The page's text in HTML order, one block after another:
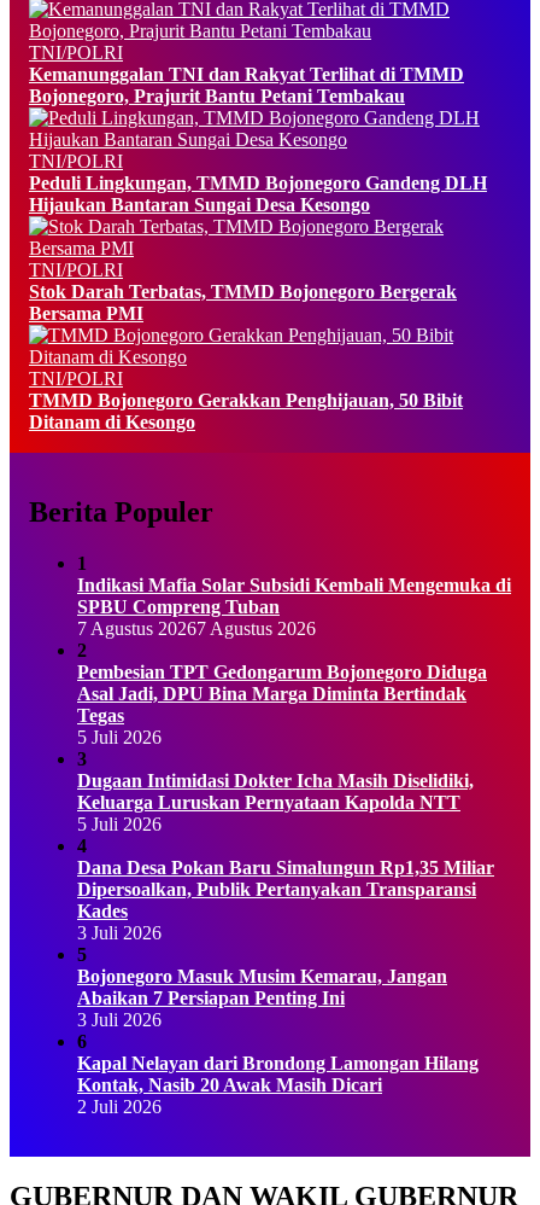
TNI/POLRI
Kemanunggalan TNI dan Rakyat Terlihat di TMMD
Bojonegoro, Prajurit Bantu Petani Tembakau
TNI/POLRI
Peduli Lingkungan, TMMD Bojonegoro Gandeng DLH
Hijaukan Bantaran Sungai Desa Kesongo
TNI/POLRI
Stok Darah Terbatas, TMMD Bojonegoro Bergerak
Bersama PMI
TNI/POLRI
TMMD Bojonegoro Gerakkan Penghijauan, 50 Bibit
Ditanam di Kesongo
Berita Populer
1
Indikasi Mafia Solar Subsidi Kembali Mengemuka di
SPBU Compreng Tuban
7 Agustus 20267 Agustus 2026
2
Pembesian TPT Gedongarum Bojonegoro Diduga
Asal Jadi, DPU Bina Marga Diminta Bertindak
Tegas
5 Juli 2026
3
Dugaan Intimidasi Dokter Icha Masih Diselidiki,
Keluarga Luruskan Pernyataan Kapolda NTT
5 Juli 2026
4
Dana Desa Pokan Baru Simalungun Rp1,35 Miliar
Dipersoalkan, Publik Pertanyakan Transparansi
Kades
3 Juli 2026
5
Bojonegoro Masuk Musim Kemarau, Jangan
Abaikan 7 Persiapan Penting Ini
3 Juli 2026
6
Kapal Nelayan dari Brondong Lamongan Hilang
Kontak, Nasib 20 Awak Masih Dicari
2 Juli 2026
GUBERNUR DAN WAKIL GUBERNUR